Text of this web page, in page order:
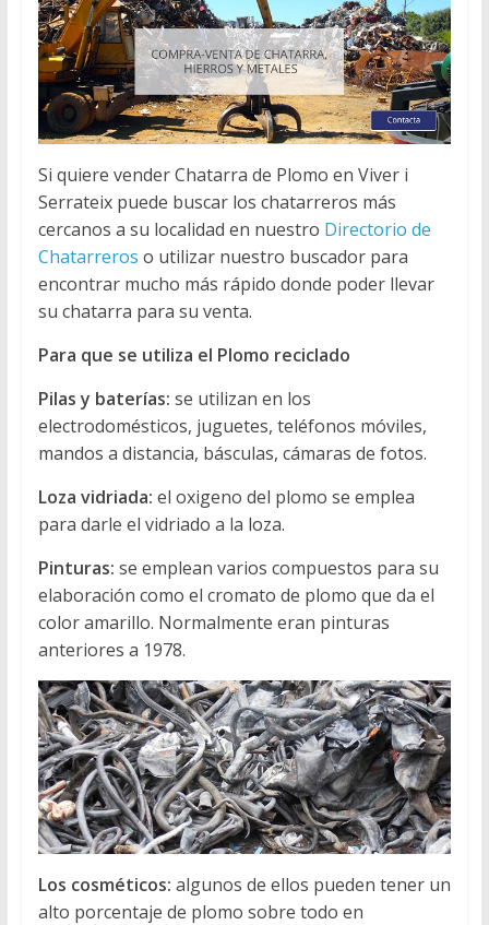
Si quiere vender Chatarra de Plomo en Viver i
Serrateix puede buscar los chatarreros más
cercanos a su localidad en nuestro Directorio de
Chatarreros o utilizar nuestro buscador para
encontrar mucho más rápido donde poder llevar
su chatarra para su venta.
Para que se utiliza el Plomo reciclado
Pilas y baterías: se utilizan en los
electrodomésticos, juguetes, teléfonos móviles,
mandos a distancia, básculas, cámaras de fotos.
Loza vidriada: el oxigeno del plomo se emplea
para darle el vidriado a la loza.
Pinturas: se emplean varios compuestos para su
elaboración como el cromato de plomo que da el
color amarillo. Normalmente eran pinturas
anteriores a 1978.
Los cosméticos: algunos de ellos pueden tener un
alto porcentaje de plomo sobre todo en